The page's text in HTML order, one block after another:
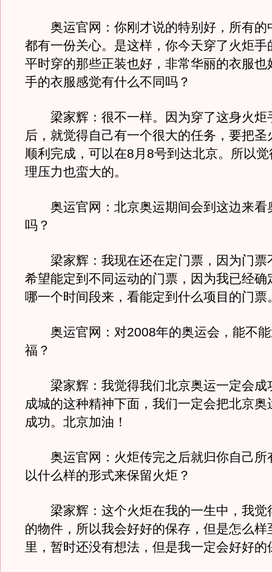
奥运官网：你刚才说的特别好，所有的
都有一份关心。是这样，你今天穿了火炬手
平时穿的那些正装也好，非常华丽的衣服也
手的衣服感觉有什么不同吗？
梁家辉：很不一样。因为穿了这身火炬
后，就觉得自己有一个很大的任务，要把圣
顺利完成，可以在8月8号到达北京。所以
理压力也蛮大的。
奥运官网：北京奥运期间会到这边来看
吗？
梁家辉：我现在还在定门票，因为门票
希望能定到不同运动的门票，因为我已经确
哪一个时间段来，看能定到什么项目的门票
奥运官网：对2008年的奥运会，能不能
福？
梁家辉：我觉得我们北京奥运一定会成
成城的这种精神下面，我们一定会把北京奥
成功。北京加油！
奥运官网：火炬传完之后就归你自己所
以什么样的形式来保留火炬？
梁家辉：这个火炬在我的一生中，我觉
的物件，所以我会好好的保存，但是怎么样
里，暂时还没有想法，但是我一定会好好的